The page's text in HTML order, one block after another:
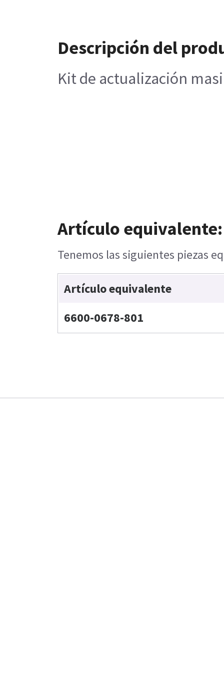
Descripción del
Kit de actualización
Artículo equivalente:
Tenemos las siguientes piezas
Artículo equivalente
6600-0678-801